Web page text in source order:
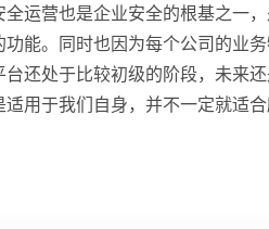
运营也是企业安全的根基之一
能。同时也因为每个公司的业
还处于比较初级的阶段，未来
用于我们自身，并不一定就适